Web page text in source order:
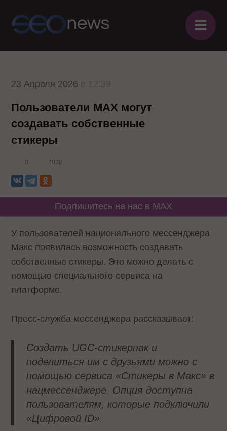
≡
23 Апреля 2026
Пользователи MAX могут
создавать собственные
стикеры
0 2038
Подпишитесь на нас в MAX
У пользователей национального мессенджера
Макс появилась возможность создавать
собственные стикеры. Это можно делать с
помощью специального сервиса на
платформе.
Пресс-служба мессенджера рассказывает:
Создать UGC-стикерпак и
поделиться им с друзьями можно с
помощью сервиса «Стикеры в Макс» в
нацмессенджере. Опция доступна
пользователям, которые подключили
«Цифровой ID».